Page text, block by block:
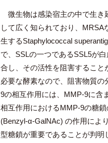
微生物は感染宿主の中で生き
して広く知られており、
生するStaphylococcal
で、SSLの一つであるSSL5が
合し、その活性を阻害するこ
必要な酵素なので、阻害物質
9の相互作用には、MMP-9に含
相互作用におけるMMP-9の糖
(Benzyl-α-GalNAc) の作用によ
型糖鎖が重要であることが判明